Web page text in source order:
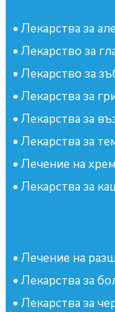
• Лекарства за
• Лекарство за
• Лекарство за
• Лекарства за
• Лекарства за
• Лекарства за
• Лечение на
• Лекарства за
• Лечение на
• Лекарства за
• Лекарства за